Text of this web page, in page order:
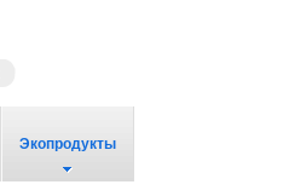
Экопродукты